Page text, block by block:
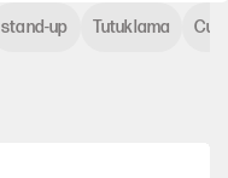
stand-up Tutuklama